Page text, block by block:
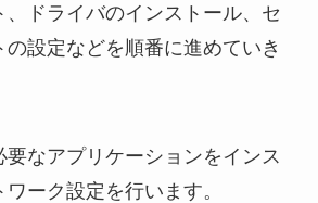
、ドライバのインストール、セ
設定などを順番に進めていき
なアプリケーションをインス
ーク設定を行います。